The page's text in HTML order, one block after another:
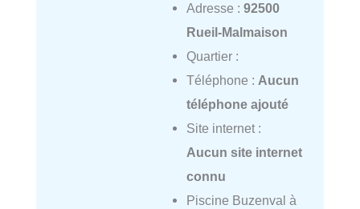
Adresse : 92500
Rueil-Malmaison
Quartier :
Téléphone : Aucun
téléphone ajouté
Site internet :
Aucun site internet
connu
Piscine Buzenval à